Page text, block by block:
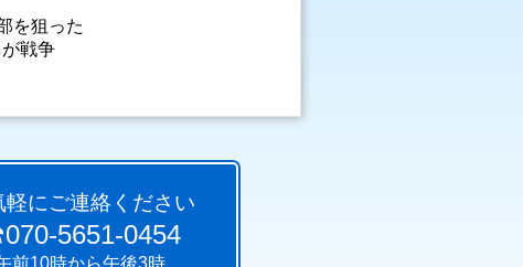
を狙った
戦争
。
軽にご連絡ください
5651-0454
前10時から午後3時